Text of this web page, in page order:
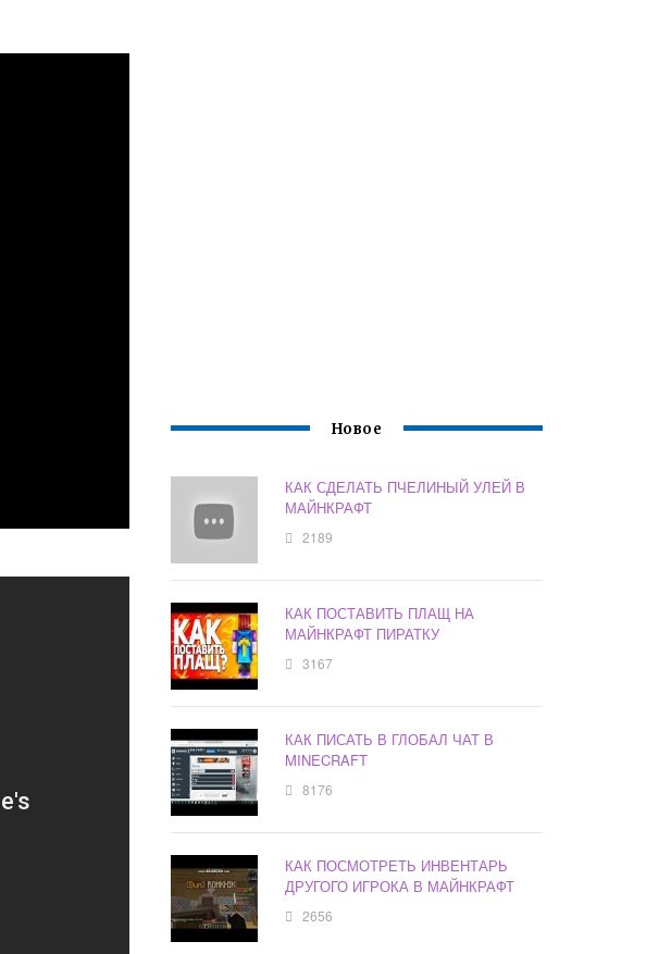
Новое
КАК СДЕЛАТЬ ПЧЕЛИНЫЙ УЛЕЙ В
МАЙНКРАФТ
2189
КАК ПОСТАВИТЬ ПЛАЩ НА
МАЙНКРАФТ ПИРАТКУ
3167
КАК ПИСАТЬ В ГЛОБАЛ ЧАТ В
MINECRAFT
8176
КАК ПОСМОТРЕТЬ ИНВЕНТАРЬ
ДРУГОГО ИГРОКА В МАЙНКРАФТ
2656